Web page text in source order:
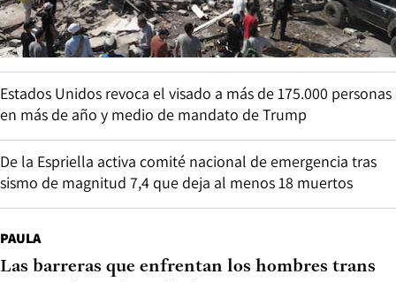
Estados Unidos revoca el visado a más de 175.000 personas
en más de año y medio de mandato de Trump
De la Espriella activa comité nacional de emergencia tras
sismo de magnitud 7,4 que deja al menos 18 muertos
PAULA
Las barreras que enfrentan los hombres trans